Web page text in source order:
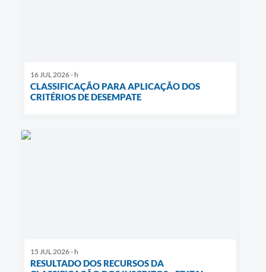
16 JUL 2026 - h
CLASSIFICAÇÃO PARA APLICAÇÃO DOS
CRITÉRIOS DE DESEMPATE
15 JUL 2026 - h
RESULTADO DOS RECURSOS DA